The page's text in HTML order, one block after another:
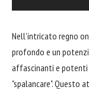
Nell’intricato regno
profondo e un
affascinanti e potenti
"spalancare". Questo